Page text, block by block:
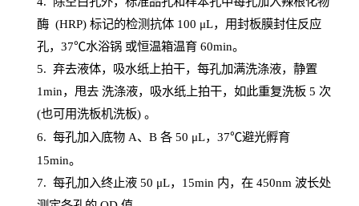
酶 (HRP) 标记的检测抗体 100 μL，用封板膜封住反应
孔， 37℃水浴锅 或恒温箱温育60min。
5. 弃去液体，吸水纸上拍干，每孔加满洗涤液，静置
1min，甩去 洗涤液，吸水纸上拍干，如此重复洗板 5 次
(也可用洗板机洗板) 。
6. 每孔加入底物A、B 各 50 μL，37℃避光孵育
15min。
7. 每孔加入终止液 50 μL， 15min 内，在450nm 波长处